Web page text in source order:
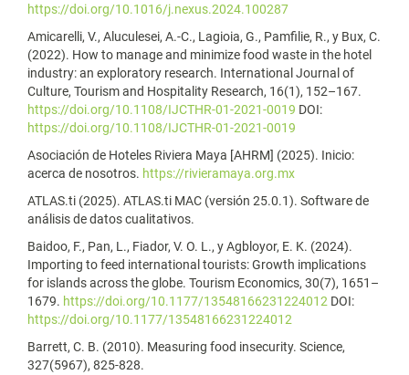
https://doi.org/10.1016/j.nexus.2024.100287
Amicarelli, V., Aluculesei, A.-C., Lagioia, G., Pamfilie, R., y Bux, C.
(2022). How to manage and minimize food waste in the hotel
industry: an exploratory research. International Journal of
Culture, Tourism and Hospitality Research, 16(1), 152–167.
https://doi.org/10.1108/IJCTHR-01-2021-0019 DOI:
https://doi.org/10.1108/IJCTHR-01-2021-0019
Asociación de Hoteles Riviera Maya [AHRM] (2025). Inicio:
acerca de nosotros. https://rivieramaya.org.mx
ATLAS.ti (2025). ATLAS.ti MAC (versión 25.0.1). Software de
análisis de datos cualitativos.
Baidoo, F., Pan, L., Fiador, V. O. L., y Agbloyor, E. K. (2024).
Importing to feed international tourists: Growth implications
for islands across the globe. Tourism Economics, 30(7), 1651–
1679. https://doi.org/10.1177/13548166231224012 DOI:
https://doi.org/10.1177/13548166231224012
Barrett, C. B. (2010). Measuring food insecurity. Science,
327(5967), 825-828.